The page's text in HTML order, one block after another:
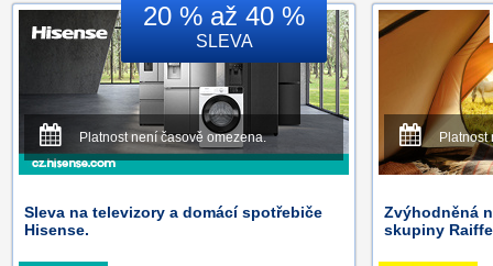
20 % až 40 %
SLEVA
Platnost není časově omezena.
Sleva na televizory a domácí spotřebiče
Hisense.
Platnost
Zvýhodněná
skupiny